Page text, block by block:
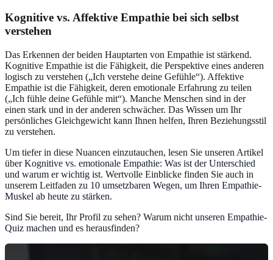
Kognitive vs. Affektive Empathie bei sich selbst
verstehen
Das Erkennen der beiden Hauptarten von Empathie ist stärkend.
Kognitive Empathie ist die Fähigkeit, die Perspektive eines anderen
logisch zu verstehen („Ich verstehe deine Gefühle“). Affektive
Empathie ist die Fähigkeit, deren emotionale Erfahrung zu teilen
(„Ich fühle deine Gefühle mit“). Manche Menschen sind in der
einen stark und in der anderen schwächer. Das Wissen um Ihr
persönliches Gleichgewicht kann Ihnen helfen, Ihren Beziehungsstil
zu verstehen.
Um tiefer in diese Nuancen einzutauchen, lesen Sie unseren Artikel
überKognitive vs. emotionale Empathie: Was ist der Unterschied
und warum er wichtig ist. Wertvolle Einblicke finden Sie auch in
unserem Leitfaden zu 10 umsetzbaren Wegen, um Ihren Empathie-
Muskel ab heute zu stärken.
Sind Sie bereit, Ihr Profil zu sehen? Warum nicht unseren Empathie-
Quiz machen und es herausfinden?